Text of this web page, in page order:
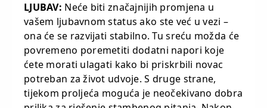
LJUBAV: Neće biti značajnijih promjena u
vašem ljubavnom status ako ste već u vezi –
ona će se razvijati stabilno. Tu sreću možda će
povremeno poremetiti dodatni napori koje
ćete morati ulagati kako bi priskrbili novac
potreban za život udvoje. S druge strane,
tijekom proljeća moguća je neočekivano dobra